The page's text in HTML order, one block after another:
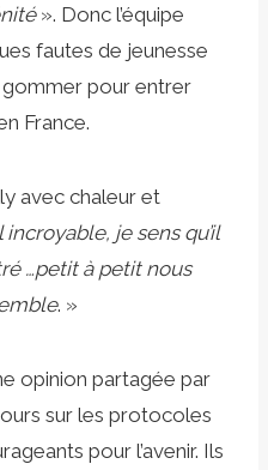
». Donc l’équipe
fautes de jeunesse
gommer pour entrer
France.
avec chaleur et
je sens qu’il
…petit à petit nous
. »
opinion partagée par
sur les protocoles
pour l’avenir. Ils